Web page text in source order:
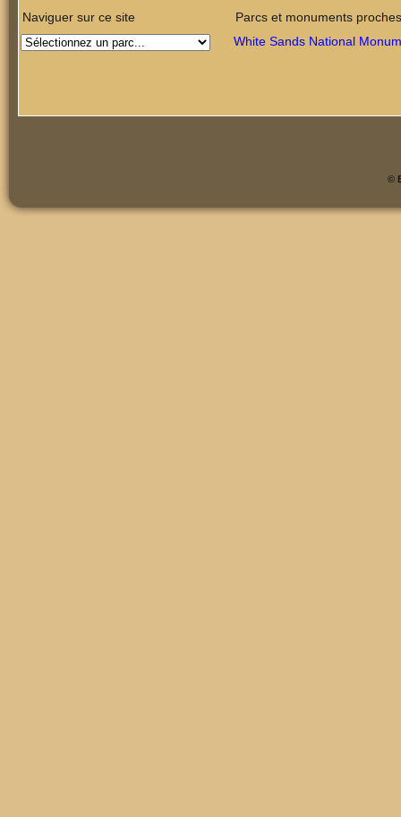
Naviguer sur ce site
Parcs et monuments proches
White Sands National
©